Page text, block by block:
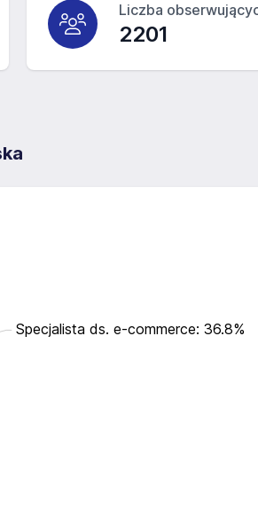
Liczba
2201
Specjalista ds. e-commerce: 36.8%